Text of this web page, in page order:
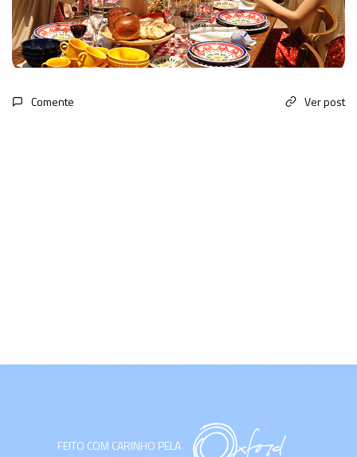
Comente Ver post
FEITO COM CARINHO PELA